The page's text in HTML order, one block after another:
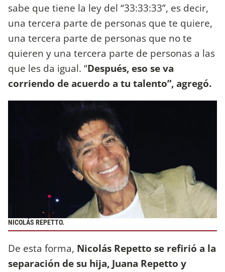
sabe que tiene la ley del “33:33:33”, es decir,
una tercera parte de personas que te quiere,
una tercera parte de personas que no te
quieren y una tercera parte de personas a las
que les da igual. “Después, eso se va
corriendo de acuerdo a tu talento”, agregó.
NICOLÁS REPETTO.
De esta forma, Nicolás Repetto se refirió a la
separación de su hija, Juana Repetto y